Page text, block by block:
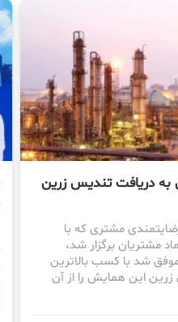
به دریافت تندیس زرین
مشتری که با
مشتریان برگزار شد،
شد با کسب بالاترین
زرین این همایش را از آن